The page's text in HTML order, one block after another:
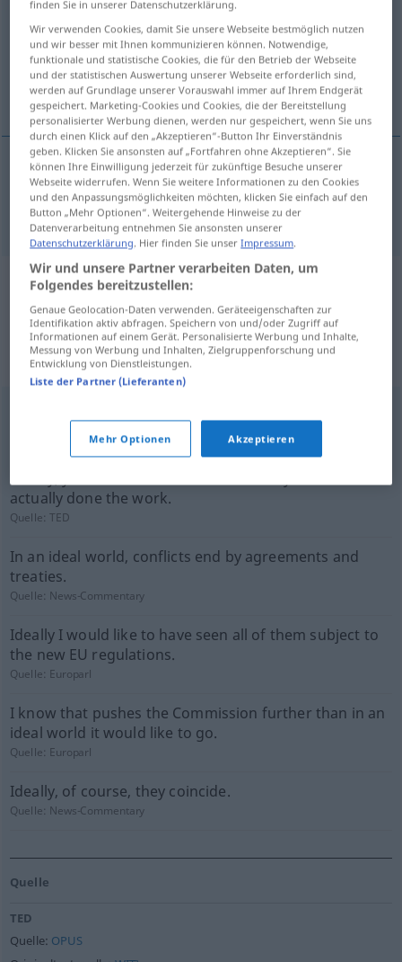
Übersicht aller Übersetzungen
(Für mehr Details die Übersetzung anklicken/antippen)
ideal case
idealcase Idealfall
Beispielsätze aus externen Quellen
für "Idealfall"
(nicht von der Langenscheidt Redaktion
geprüft)
Ideally you would love to do all this non-invasively.
actually done the work.
Quelle:TED
In an ideal world, conflicts end by agreements and
treaties.
Quelle: News-Commentary
Ideally I would like to have seen all of them subject to
the new EU regulations.
Quelle: Europarl
I know that pushes the Commission further than in an
ideal world it would like to go.
Quelle: Europarl
Ideally, of course, they coincide.
Quelle: News-Commentary
Quelle
TED
Quelle: OPUS
finden Sie in unserer Datenschutzerklärung.
Wir verwenden Cookies, damit Sie unsere Webseite bestmöglich nutzen
und wir besser mit Ihnen kommunizieren können. Notwendige,
funktionale und statistische Cookies, die für den Betrieb der Webseite
und der statistischen Auswertung unserer Webseite erforderlich sind,
werden auf Grundlage unserer Vorauswahl immer auf Ihrem Endgerät
gespeichert. Marketing-Cookies und Cookies, die der Bereitstellung
personalisierter Werbung dienen, werden nur gespeichert, wenn Sie uns
durch einen Klick auf den „Akzeptieren“-Button Ihr Einverständnis
geben. Klicken Sie ansonsten auf „Fortfahren ohne Akzeptieren“. Sie
können Ihre Einwilligung jederzeit für zukünftige Besuche unserer
Webseite widerrufen. Wenn Sie weitere Informationen zu den Cookies
und den Anpassungsmöglichkeiten möchten, klicken Sie einfach auf den
Button „Mehr Optionen“. Weitergehende Hinweise zu der
Datenverarbeitung entnehmen Sie ansonsten unserer
Datenschutzerklärung. Hier finden Sie unserImpressum.
Wir und unsere Partner verarbeiten Daten, um
Folgendes bereitzustellen:
Genaue Geolocation-Daten verwenden. Geräteeigenschaften zur
Identifikation aktiv abfragen. Speichern von und/oder Zugriff auf
Informationen auf einem Gerät. Personalisierte Werbung und Inhalte,
Messung von Werbung und Inhalten, Zielgruppenforschung und
Entwicklung von Dienstleistungen.
Liste der Partner (Lieferanten)
Mehr Optionen Akzeptieren